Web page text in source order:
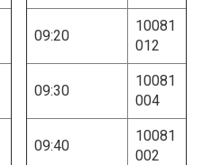
09:20
10081
012
09:30
10081
004
09:40
10081
002